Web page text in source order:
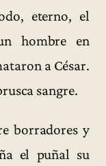
eterno, el
hombre en
a César.
sangre.
borradores y
el puñal su